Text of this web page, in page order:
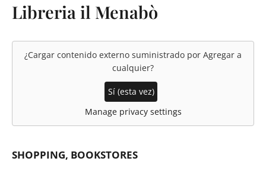
Libreria il Menabò
¿Cargar contenido externo suministrado por Agregar a
cualquier?
Sí (esta vez)
Manage privacy settings
SHOPPING BOOKSTORES